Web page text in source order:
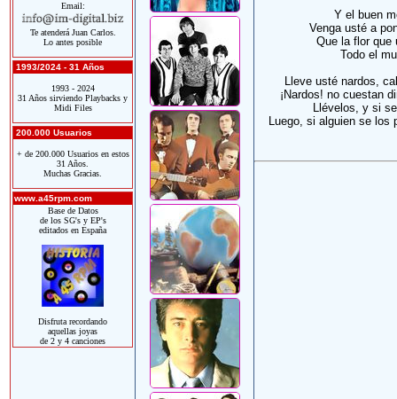
Email:
Te atenderá Juan Carlos.
Lo antes posible
1993/2024 - 31 Años
1993 - 2024
31 Años sirviendo Playbacks y
Midi Files
200.000 Usuarios
+ de 200.000 Usuarios en estos
31 Años.
Muchas Gracias.
www.a45rpm.com
Base de Datos
de los SG's y EP's
editados en España
Disfruta recordando
aquellas joyas
de 2 y 4 canciones
Y el buen
Venga usté a
Que la flor que
Todo el
Lleve usté nardos,
¡Nardos! no cuestan
Llévelos, y si
Luego, si alguien se los